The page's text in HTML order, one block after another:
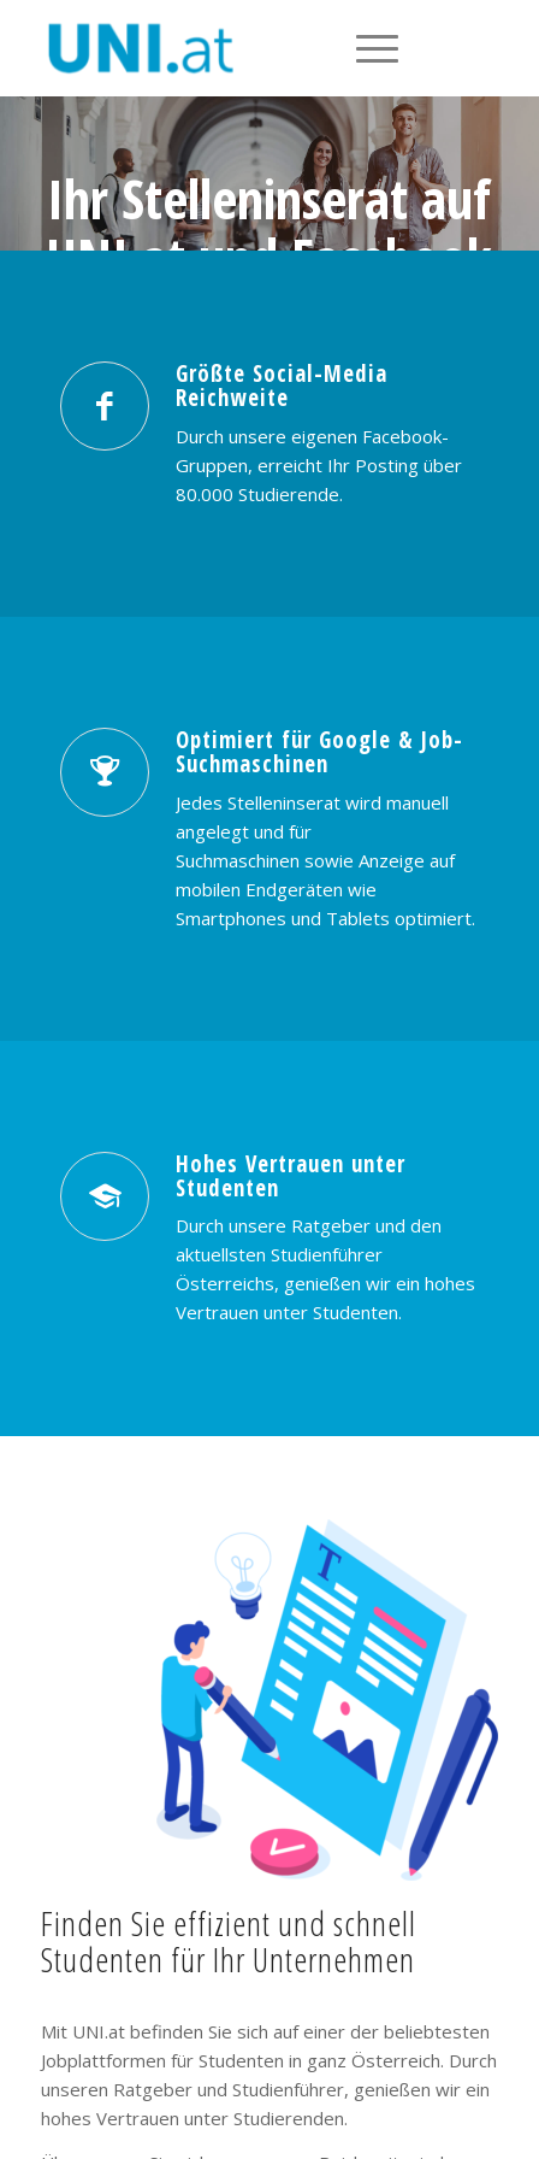
Ihr Stelleninserat auf
UNI.at und Facebook
PREISE & BUCHUNG KONTAKT
Größte Social-Media
Reichweite
Durch unsere eigenen Facebook-
Gruppen, erreicht Ihr Posting über
80.000 Studierende.
Optimiert für Google & Job-
Suchmaschinen
Jedes Stelleninserat wird manuell
angelegt und für
Suchmaschinen sowie Anzeige auf
mobilen Endgeräten wie
Smartphones und Tablets optimiert.
Hohes Vertrauen unter
Studenten
Durch unsere Ratgeber und den
aktuellsten Studienführer
Österreichs, genießen wir ein hohes
Vertrauen unter Studenten.
Finden Sie effizient und schnell
Studenten für Ihr Unternehmen
Mit UNI.at befinden Sie sich auf einer der beliebtesten
Jobplattformen für Studenten in ganz Österreich. Durch
unseren Ratgeber und Studienführer, genießen wir ein
hohes Vertrauen unter Studierenden.